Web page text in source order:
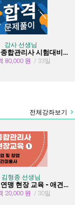
강사 선생님
반려동물종합관리사 시험대비 유형문제 풀이
80,000 원 / 33일
전체강좌보기
김형종 선생님
한국애견연맹 현장 교육 - 애견미용사 취업 및 창업
20,000 원 / 30일